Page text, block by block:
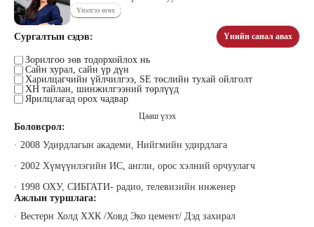
Үнэлгээ өгөх
Сургалтын сэдэв: Үнийн санал авах
Зорилгоо зөв тодорхойлох нь
Сайн хурал, сайн үр дүн
Харилцагчийн үйлчилгээ, SE төслийн тухай ойлголт
ХН тайлан, шинжилгээний төрлүүд
Ярилцлагад орох чадвар
Цааш үзэх
Боловсрол:
· 2008 Удирдлагын академи, Нийгмийн удирдлага
· 2002 Хүмүүнлэгийн ИС, англи, орос хэлний орчуулагч
· 1998 ОХУ, СИБГАТИ- радио, телевизийн инженер
Ажлын туршлага:
· Вестерн Холд ХХК /Ховд Эко цемент/ Дэд захирал
Дэмас Ред Камел ХХК Үүсгэн
байгуулагч
төвд Сэтгэл засалч, Донтох эмгэг
судлаач
Жаргалсайхан Ням-Эрдэнэ
Би Пи Солюшн ХХК-ны Гүйцэтгэх
Жадамбаасүрэн Батчимэг
Прожект Менежмент Консалтинг,